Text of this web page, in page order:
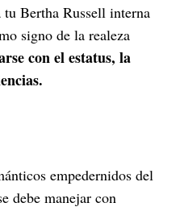
tu Bertha Russell interna
signo de la realeza
con el estatus, la
empedernidos del
debe manejar con